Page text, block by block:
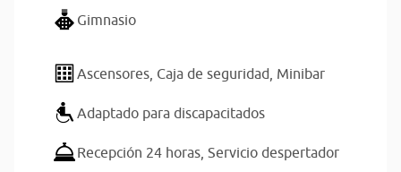
Gimnasio
Ascensores, Caja de seguridad, Minibar
Adaptado para discapacitados
Recepción 24 horas, Servicio despertador